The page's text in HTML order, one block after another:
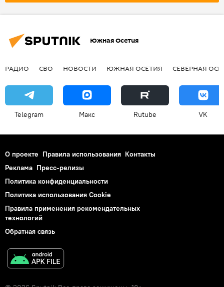
Южная Осетия
РАДИО СВО НОВОСТИ ЮЖНАЯ ОСЕТИЯ СЕВЕРНАЯ
Telegram Макс Rutube VK
О проекте Правила использования Контакты
Реклама Пресс-релизы
Политика конфиденциальности
Политика использования Cookie
Правила применения рекомендательных
технологий
Обратная связь